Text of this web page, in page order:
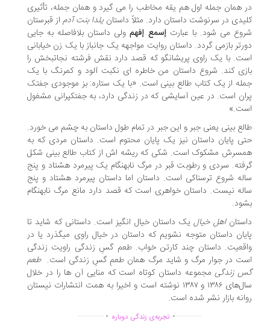
همان جمله­ اول هم یقه­ مخاطب را می­ گیرد و همان جمله، تأثیری
در سرنوشت داستان دارد. مثلاً داستانیلدا بنت آدماز قبرستان
می ­شود. با عبارتإسمع إفهمولی داستان بلافاصله به جایی
بازمی ­گردد. داستان روایت مواجهه یک جانباز با یک زن خیابانی
با یک راوی پریشان­گو که قصد دارد نقش فرشته نجات­بخش را
کند. شروع داستان من خاطره­ ای نکبت ­آلود و کم­رنگ با یک
از یک کتاب طالع­ بینی است. «با یک ستاره: بز موجودی جفتک
است. در عین آسایشی که در زندگی دارد، به جفتک­پرانی مشغول
بینی یعنی جبر و این جبر در تمام طول داستان به چشم می خورد.
پایان داستان نیز یک پایان محتوم است. داستان مردی که به
مشکوک است. شکی که ریشه ­اش از کتاب طالع­ بینی شکل
سردی و رطوبت قبر در مرگ نابهنگام یک پیرمرد هشتاد و پنج
شروع ترسناکی است. داستان اما داستان پیرمرد هشتاد و پنج
نیست. داستان خواهری است که قصد دارد مانع مرگ نابهنگام
اهل خیالیک داستان خیال ­انگیز است. داستانی که شاید تا
داستان متوجه نشویم که داستان در خیال راوی می­گذرد یا در
داستان چند کارتن خواب. طعم گسِ زندگی راویت زندگی
در جوار مرگ و شاید مرگ همان طعمِ گسِ زندگی است.طعم
زندگیمجموعه داستان کوتاه است که منایی آن ها را در خلال
سال‌های ۱۳۸۶ و ۱۳۸۷ نوشته است و اخیرا به همت انتشارات نیستان
بازار نشر شده است.
............... .تجربه‌ی زندگی دوباره ...............